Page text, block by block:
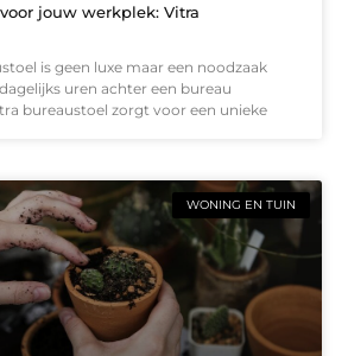
jouw werkplek: Vitra
is geen luxe maar een noodzaak
uren achter een bureau
bureaustoel zorgt voor een unieke
WONING EN TUIN